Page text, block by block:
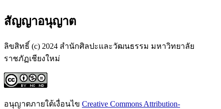
สัญญาอนุญาต
ลิขสิทธิ์ (c) 2024 สำนักศิลปะและวัฒนธรรม มหาวิทยาลัย
ราชภัฏเชียงใหม่
อนุญาตภายใต้เงื่อนไข Creative Commons Attribution-